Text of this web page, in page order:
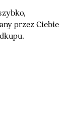
przez Ciebie